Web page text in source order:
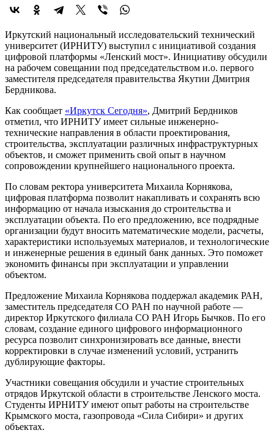
Иркутский национальный исследовательский технический
университет (ИРНИТУ) выступил с инициативой создания
цифровой платформы «Ленский мост». Инициативу обсудили
на рабочем совещании под председательством и.о. первого
заместителя председателя правительства Якутии Дмитрия
Бердникова.
Как сообщает «Иркутск Сегодня», Дмитрий Бердников
отметил, что ИРНИТУ имеет сильные инженерно-
технические направления в области проектирования,
строительства, эксплуатации различных инфраструктурных
объектов, и сможет применить свой опыт в научном
сопровождении крупнейшего национального проекта.
По словам ректора университета Михаила Корнякова,
цифровая платформа позволит накапливать и сохранять всю
информацию от начала изыскания до строительства и
эксплуатации объекта. По его предложению, все подрядные
организации будут вносить математические модели, расчеты,
характеристики используемых материалов, и технологические
и инженерные решения в единый банк данных. Это поможет
экономить финансы при эксплуатации и управлении
объектом.
Предложение Михаила Корнякова поддержал академик РАН,
заместитель председателя СО РАН по научной работе —
директор Иркутского филиала СО РАН Игорь Бычков. По его
словам, создание единого цифрового информационного
ресурса позволит синхронизировать все данные, внести
корректировки в случае изменений условий, устранить
дублирующие факторы.
Участники совещания обсудили и участие строительных
отрядов Иркутской области в строительстве Ленского моста.
Студенты ИРНИТУ имеют опыт работы на строительстве
Крымского моста, газопровода «Сила Сибири» и других
объектах.